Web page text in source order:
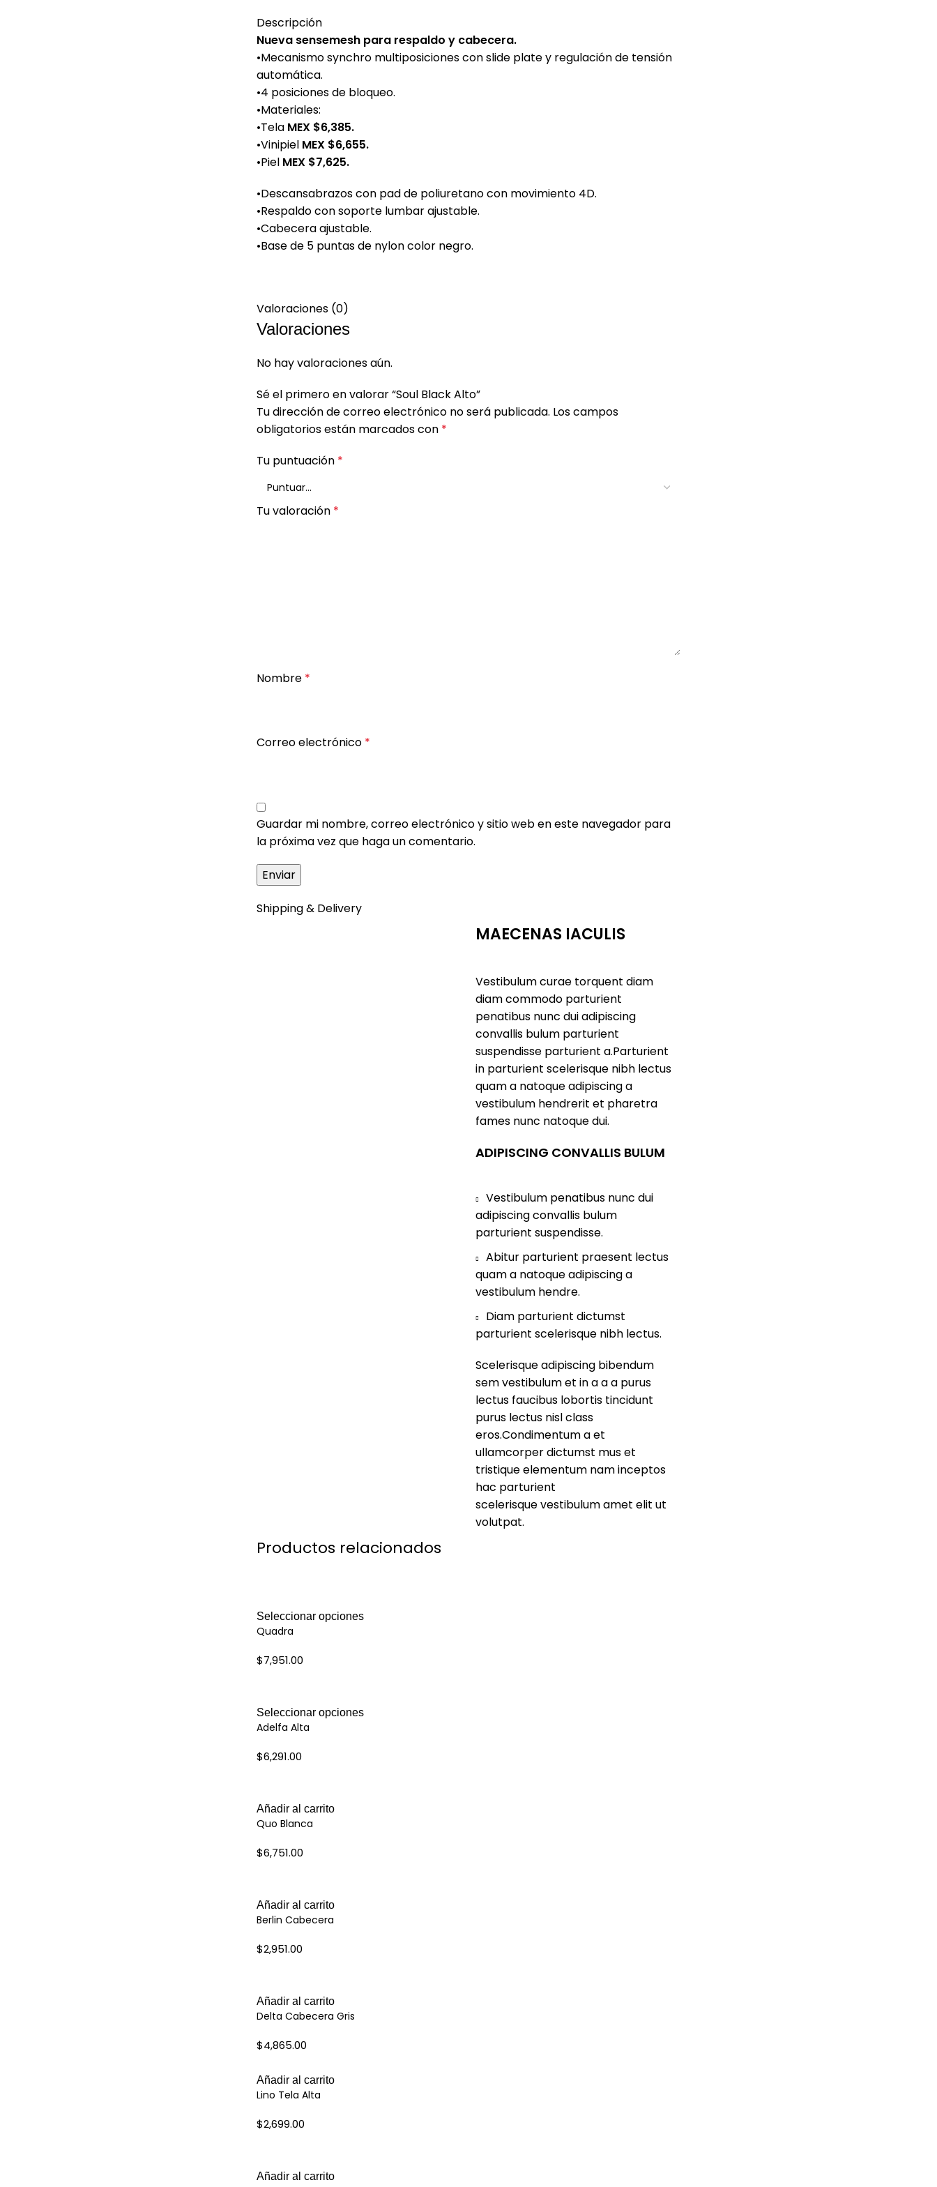
Descripción
Nueva sensemesh para respaldo y cabecera.
•Mecanismo synchro multiposiciones con slide plate y regulación de tensión
automática.
•4 posiciones de bloqueo.
•Materiales:
•Tela MEX $6,385.
•Vinipiel MEX $6,655.
•Piel MEX $7,625.
•Descansabrazos con pad de poliuretano con movimiento 4D.
•Respaldo con soporte lumbar ajustable.
•Cabecera ajustable.
•Base de 5 puntas de nylon color negro.
Valoraciones (0)
Valoraciones
No hay valoraciones aún.
Sé el primero en valorar “Soul Black Alto”
Tu dirección de correo electrónico no será publicada. Los campos
obligatorios están marcados con *
Tu puntuación *
Tu valoración *
Nombre *
Correo electrónico *
Guardar mi nombre, correo electrónico y sitio web en este navegador para
la próxima vez que haga un comentario.
Shipping & Delivery
MAECENAS IACULIS
Vestibulum curae torquent diam
diam commodo parturient
penatibus nunc dui adipiscing
convallis bulum parturient
suspendisse parturient a.Parturient
in parturient scelerisque nibh lectus
quam a natoque adipiscing a
vestibulum hendrerit et pharetra
fames nunc natoque dui.
ADIPISCING CONVALLIS BULUM
Vestibulum penatibus nunc dui
adipiscing convallis bulum
parturient suspendisse.
Abitur parturient praesent lectus
quam a natoque adipiscing a
vestibulum hendre.
Diam parturient dictumst
parturient scelerisque nibh lectus.
Scelerisque adipiscing bibendum
sem vestibulum et in a a a purus
lectus faucibus lobortis tincidunt
purus lectus nisl class
eros.Condimentum a et
ullamcorper dictumst mus et
tristique elementum nam inceptos
hac parturient
scelerisque vestibulum amet elit ut
volutpat.
Productos relacionados
Seleccionar opciones
Quadra
$7,951.00
Seleccionar opciones
Adelfa Alta
$6,291.00
Añadir al carrito
Quo Blanca
$6,751.00
Añadir al carrito
Berlin Cabecera
$2,951.00
Añadir al carrito
Delta Cabecera Gris
$4,865.00
Añadir al carrito
Lino Tela Alta
$2,699.00
Añadir al carrito